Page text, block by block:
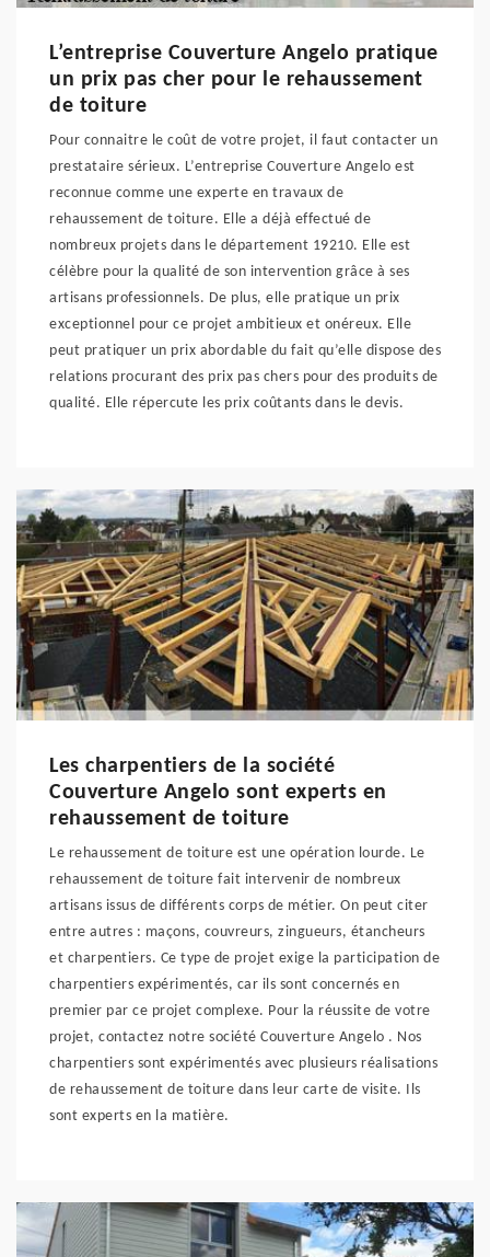
L’entreprise Couverture Angelo pratique
un prix pas cher pour le rehaussement
de toiture
Pour connaitre le coût de votre projet, il faut contacter un
prestataire sérieux. L’entreprise Couverture Angelo est
reconnue comme une experte en travaux de
rehaussement de toiture. Elle a déjà effectué de
nombreux projets dans le département 19210. Elle est
célèbre pour la qualité de son intervention grâce à ses
artisans professionnels. De plus, elle pratique un prix
exceptionnel pour ce projet ambitieux et onéreux. Elle
peut pratiquer un prix abordable du fait qu’elle dispose des
relations procurant des prix pas chers pour des produits de
qualité. Elle répercute les prix coûtants dans le devis.
Les charpentiers de la société
Couverture Angelo sont experts en
rehaussement de toiture
Le rehaussement de toiture est une opération lourde. Le
rehaussement de toiture fait intervenir de nombreux
artisans issus de différents corps de métier. On peut citer
entre autres : maçons, couvreurs, zingueurs, étancheurs
et charpentiers. Ce type de projet exige la participation de
charpentiers expérimentés, car ils sont concernés en
premier par ce projet complexe. Pour la réussite de votre
projet, contactez notre société Couverture Angelo . Nos
charpentiers sont expérimentés avec plusieurs réalisations
de rehaussement de toiture dans leur carte de visite. Ils
sont experts en la matière.